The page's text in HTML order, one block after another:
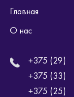
Главная
О нас
+375 (29)
+375 (33)
+375 (25)